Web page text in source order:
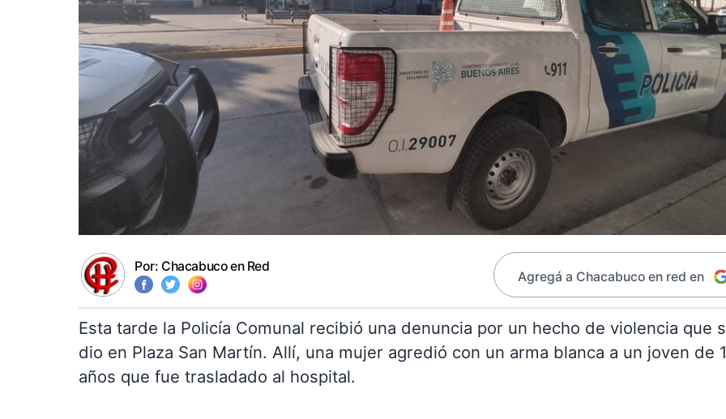
Por: Chacabuco en Red
Agregá a Chacabuco en red en
Esta tarde la Policía Comunal recibió una denuncia por un hecho de violencia que
dio en Plaza San Martín. Allí, una mujer agredió con un arma blanca a un joven de
años que fue trasladado al hospital.